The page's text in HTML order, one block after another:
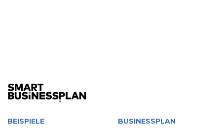
BEISPIELE
BUSINESSPLAN